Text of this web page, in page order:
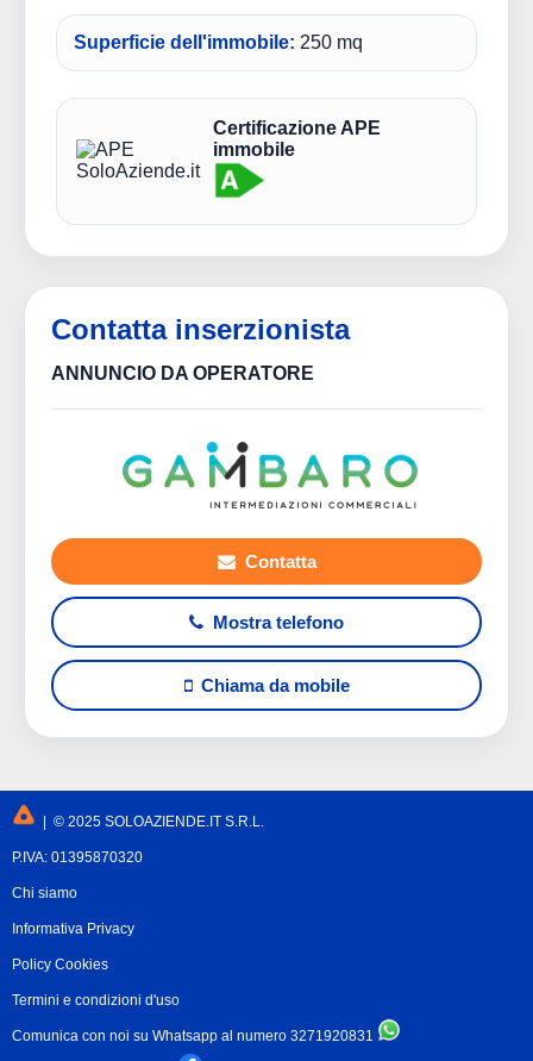
Superficie dell'immobile: 250 mq
Certificazione APE
immobile
Contatta inserzionista
ANNUNCIO DA OPERATORE
Contatta
Mostra telefono
Chiama da mobile
| © 2025 SOLOAZIENDE.IT S.R.L.
P.IVA: 01395870320
Chi siamo
Informativa Privacy
Policy Cookies
Termini e condizioni d'uso
Comunica con noi su Whatsapp al numero 3271920831